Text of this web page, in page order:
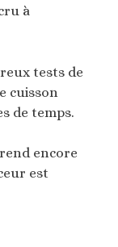
à
tests de
cuisson
de temps.
encore
est